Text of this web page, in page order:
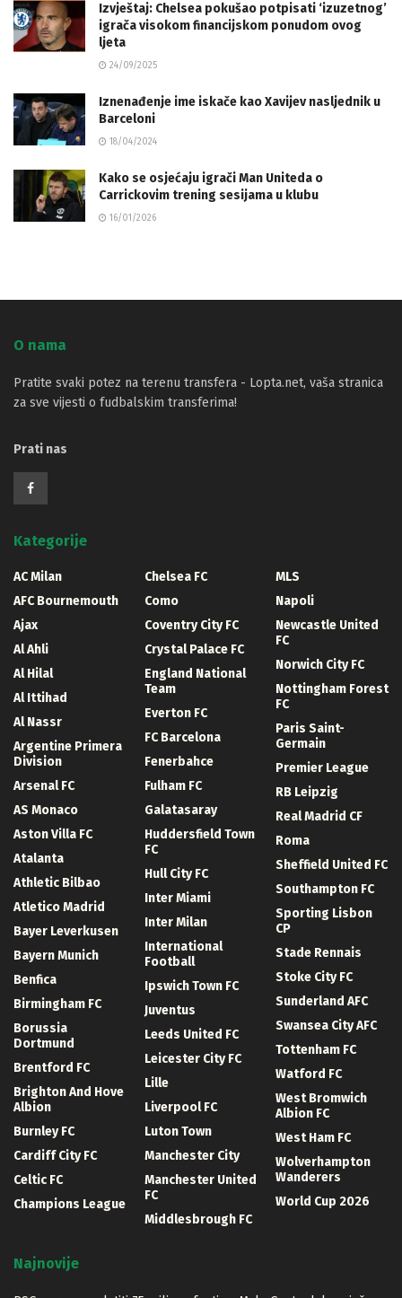
Izvještaj: Chelsea pokušao potpisati ‘izuzetnog’
igrača visokom financijskom ponudom ovog
ljeta
24/09/2025
Iznenađenje ime iskače kao Xavijev nasljednik u
Barceloni
18/04/2024
Kako se osjećaju igrači Man Uniteda o
Carrickovim trening sesijama u klubu
16/01/2026
O nama
Pratite svaki potez na terenu transfera - Lopta.net, vaša stranica
za sve vijesti o fudbalskim transferima!
Prati nas
Kategorije
AC Milan
AFC Bournemouth
Ajax
Al Ahli
Al Hilal
Al Ittihad
Al Nassr
Argentine Primera
Division
Arsenal FC
AS Monaco
Aston Villa FC
Atalanta
Athletic Bilbao
Atletico Madrid
Bayer Leverkusen
Bayern Munich
Benfica
Birmingham FC
Borussia
Dortmund
Brentford FC
Brighton And Hove
Albion
Burnley FC
Cardiff City FC
Celtic FC
Champions League
Chelsea FC
Como
Coventry City FC
Crystal Palace FC
England National
Team
Everton FC
FC Barcelona
Fenerbahce
Fulham FC
Galatasaray
Huddersfield Town
FC
Hull City FC
Inter Miami
Inter Milan
International
Football
Ipswich Town FC
Juventus
Leeds United FC
Leicester City FC
Lille
Liverpool FC
Luton Town
Manchester City
Manchester United
FC
Middlesbrough FC
MLS
Napoli
Newcastle United
FC
Norwich City FC
Nottingham Forest
FC
Paris Saint-
Germain
Premier League
RB Leipzig
Real Madrid CF
Roma
Sheffield United FC
Southampton FC
Sporting Lisbon
CP
Stade Rennais
Stoke City FC
Sunderland AFC
Swansea City AFC
Tottenham FC
Watford FC
West Bromwich
Albion FC
West Ham FC
Wolverhampton
Wanderers
World Cup 2026
Najnovije